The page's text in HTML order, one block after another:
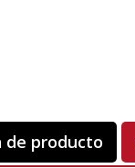
de producto